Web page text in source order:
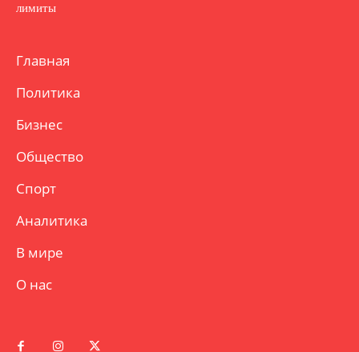
лимиты
Главная
Политика
Бизнес
Общество
Спорт
Аналитика
В мире
О нас